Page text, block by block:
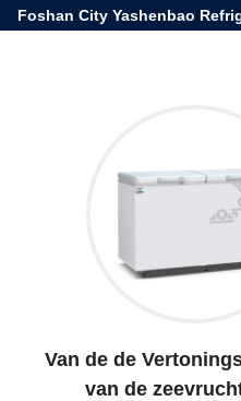
Foshan City Yashenbao
Van de de
van de